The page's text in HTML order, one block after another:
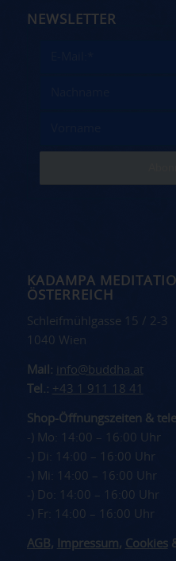
NEWSLETTER
KADAMPA
ÖSTERREICH
Schleifmühlgasse 15 / 2-3
1040 Wien
Mail: info@buddha.at
Tel.: +43 1 911 18 41
Shop-Öffnungszeiten &
-) Mo: 14:00 – 16:00 Uhr
-) Di: 14:00 – 16:00 Uhr
-) Mi: 14:00 – 16:00 Uhr
-) Do: 14:00 – 16:00 Uhr
-) Fr: 14:00 – 16:00 Uhr
AGB , Impressum, Cookies